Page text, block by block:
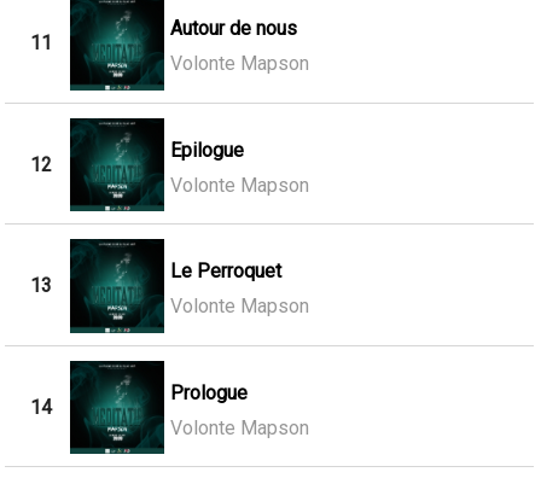
11
Autour de nous
Volonte Mapson
12
Epilogue
Volonte Mapson
13
Le Perroquet
Volonte Mapson
14
Prologue
Volonte Mapson